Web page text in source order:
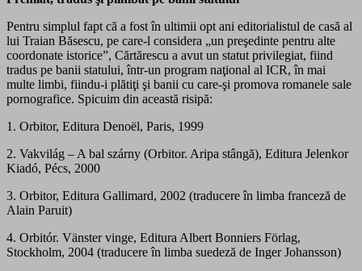
Pentru simplul fapt că a fost în ultimii opt ani editorialistul de casă al
lui Traian Băsescu, pe care-l considera „un preşedinte pentru alte
coordonate istorice”, Cărtărescu a avut un statut privilegiat, fiind
tradus pe banii statului, într-un program naţional al ICR, în mai
multe limbi, fiindu-i plătiţi şi banii cu care-şi promova romanele sale
pornografice. Spicuim din această risipă:
1. Orbitor, Editura Denoël, Paris, 1999
2. Vakvilág – A bal szárny (Orbitor. Aripa stângă), Editura Jelenkor
Kiadó, Pécs, 2000
3. Orbitor, Editura Gallimard, 2002 (traducere în limba franceză de
Alain Paruit)
4. Orbitór. Vänster vinge, Editura Albert Bonniers Förlag,
Stockholm, 2004 (traducere în limba suedeză de Inger Johansson)